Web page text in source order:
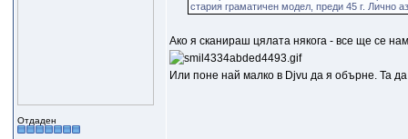
Отдаден
стария граматичен модел, преди 45 г. Лично
Ако я сканираш цялата някога - все ще се
Или поне най малко в Djvu да я обърне. Та